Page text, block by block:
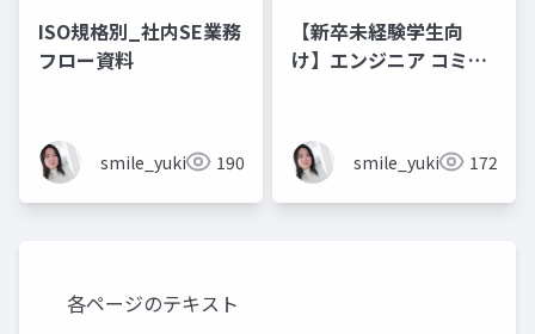
ISO規格別_社内SE業務
フロー資料
smile_yukiko_it190
【新卒未経験学生向
け】エンジニア コミュ
のコミュニケーション
フレーズ集smile_yukiko_it172
各ページのテキスト